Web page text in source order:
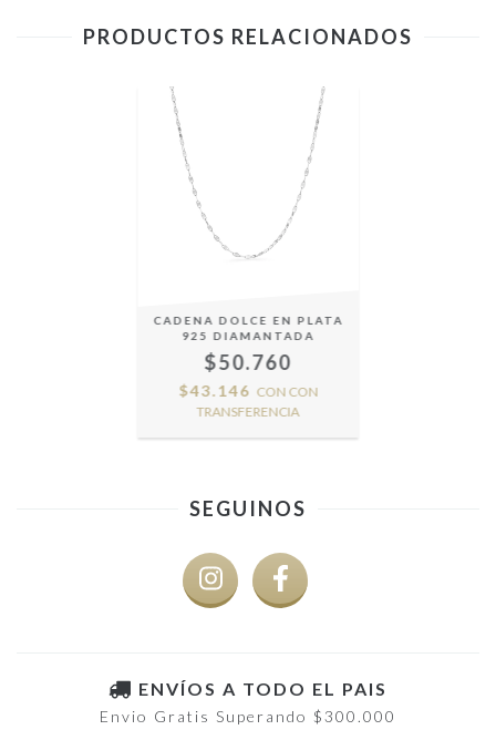
PRODUCTOS RELACIONADOS
CADENA DOLCE EN PLATA
925 DIAMANTADA
$50.760
$43.146 CON CON
TRANSFERENCIA
SEGUINOS
ENVÍOS A TODO EL PAIS
Envio Gratis Superando $300.000